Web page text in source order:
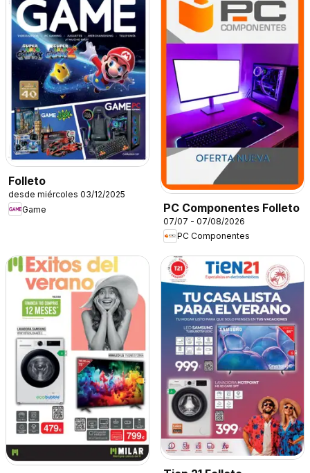
Folleto
desde miércoles 03/12/2025
Game
PC Componentes Folleto
07/07 - 07/08/2026
PC Componentes